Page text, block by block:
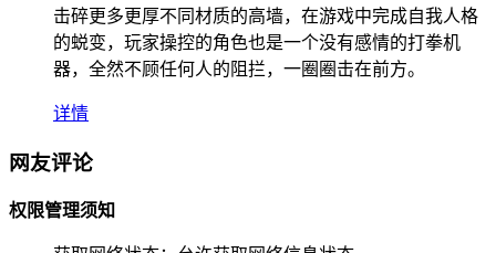
击碎更多更厚不同材质的高墙，在游戏中完成自我人格
的蜕变，玩家操控的角色也是一个没有感情的打拳机
器，全然不顾任何人的阻拦，一圈圈击在前方。
详情
网友评论
权限管理须知